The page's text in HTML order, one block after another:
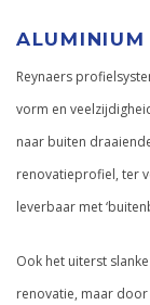
ALUMINIUM
Reynaers
vorm en
naar buiten
renovatieprofiel, ter
leverbaar met
Ook het uiterst
renovatie, maar